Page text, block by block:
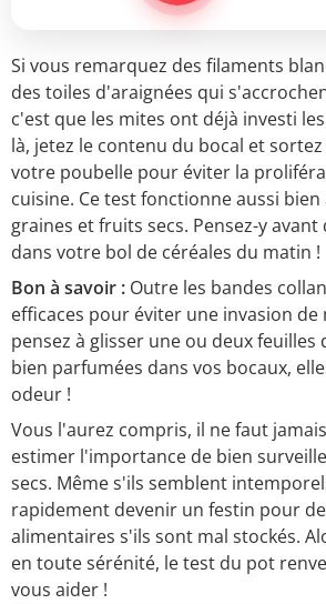
Si vous remarquez des filaments
des toiles d'araignées qui
c'est que les mites ont déjà investi
là, jetez le contenu du bocal et
votre poubelle pour éviter la
cuisine. Ce test fonctionne aussi
graines et fruits secs. Pensez-y
dans votre bol de céréales du matin !
Bon à savoir : Outre les bandes
efficaces pour éviter une invasion
pensez à glisser une ou deux feuilles
bien parfumées dans vos bocaux,
odeur !
Vous l'aurez compris, il ne faut
estimer l'importance de bien
secs. Même s'ils semblent
rapidement devenir un festin pour
alimentaires s'ils sont mal stockés.
en toute sérénité, le test du pot
vous aider !